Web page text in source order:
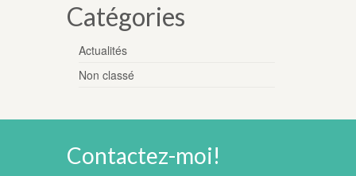
Catégories
Actualités
Non classé
Contactez-moi!